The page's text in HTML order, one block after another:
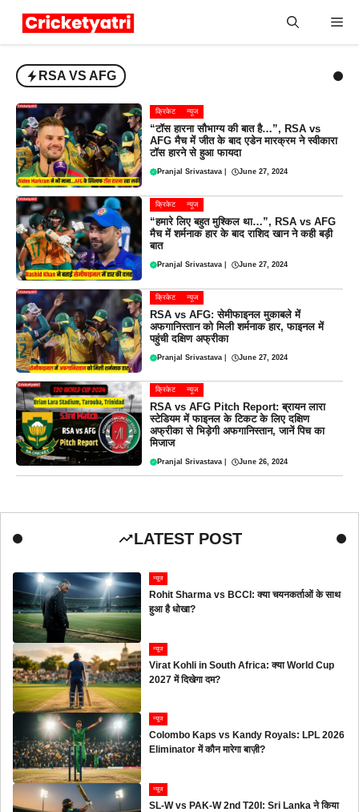
RSA VS AFG
क्रिकेट न्यूज
“टॉस हारना सौभाग्य की बात है…”, RSA vs
AFG मैच में जीत के बाद एडेन मारक्रम ने स्वीकारा
टॉस हारने से हुआ फायदा
Pranjal Srivastava June 27, 2024
क्रिकेट न्यूज
“हमारे लिए बहुत मुश्किल था…”, RSA vs AFG
मैच में शर्मनाक हार के बाद राशिद खान ने कही बड़ी
बात
Pranjal Srivastava June 27, 2024
क्रिकेट न्यूज
RSA vs AFG: सेमीफाइनल मुकाबले में
अफगानिस्तान को मिली शर्मनाक हार, फाइनल में
पहुंची दक्षिण अफ्रीका
Pranjal Srivastava June 27, 2024
क्रिकेट न्यूज
RSA vs AFG Pitch Report: ब्रायन लारा
स्टेडियम में फाइनल के टिकट के लिए दक्षिण
अफ्रीका से भिड़ेगी अफगानिस्तान, जानें पिच का
मिजाज
Pranjal Srivastava June 26, 2024
LATEST POST
न्यूज
Rohit Sharma vs BCCI: क्या चयनकर्ताओं के साथ
हुआ है धोखा?
न्यूज
Virat Kohli in South Africa: क्या World Cup
2027 में दिखेगा दम?
न्यूज
Colombo Kaps vs Kandy Royals: LPL 2026
Eliminator में कौन मारेगा बाज़ी?
न्यूज
SL-W vs PAK-W 2nd T20I: Sri Lanka ने किया